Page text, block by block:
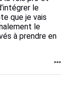
le
que je vais
le
à prendre en